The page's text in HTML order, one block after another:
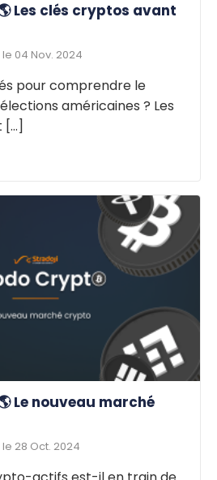
🌎 Les clés cryptos avant
le 04 Nov. 2024
pour comprendre le
américaines ? Les
🌎 Le nouveau marché
le 28 Oct. 2024